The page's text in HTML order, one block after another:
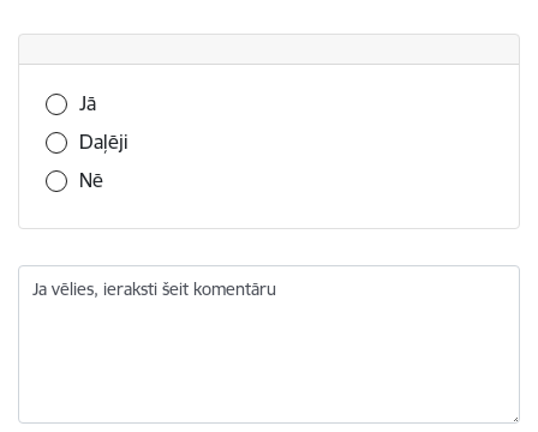
Vai šī informācija bija noderīga?
Jā
Daļēji
Nē
Ja vēlies, ieraksti šeit komentāru